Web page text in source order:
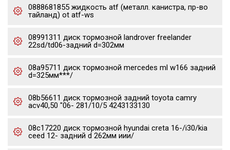
0888681855 жидкость atf (металл. канистра, пр-во
тайланд) ot atf-ws
08991311 диск тормозной landrover freelander
22sd/td06-задний d=302мм
08a95711 диск тормозной mercedes ml w166 задний
d=325мм***/
08b56611 диск тормозной задний toyota camry
acv40,50 "06- 281/10/5 4243133130
08c17220 диск тормозной hyundai creta 16-/i30/kia
ceed 12- задний d 262мм иии/